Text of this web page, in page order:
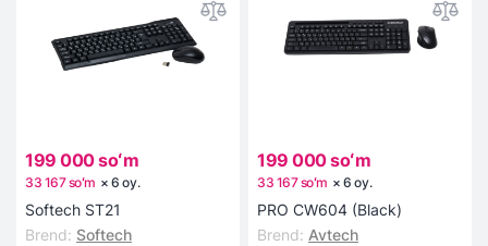
199 000 soʻm
33 167 soʻm ×6 oy.
Softech ST21
Brend: Softech
199 000 soʻm
33 167 soʻm ×6 oy.
PRO CW604 (Black)
Brend: Avtech